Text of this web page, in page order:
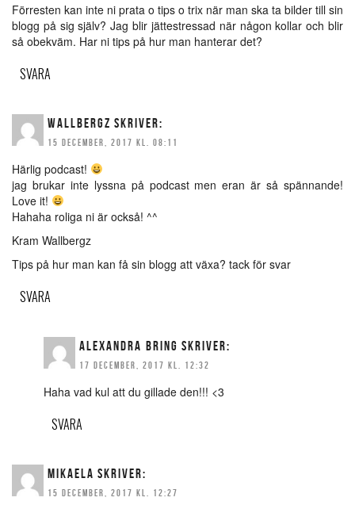
Förresten kan inte ni prata o tips o trix när man ska ta bilder till sin
blogg på sig själv? Jag blir jättestressad när någon kollar och blir
så obekväm. Har ni tips på hur man hanterar det?
SVARA
WALLBERGZ SKRIVER:
15 DECEMBER, 2017 KL. 08:11
Härlig podcast!
jag brukar inte lyssna på podcast men eran är så spännande!
Love it!
Hahaha roliga ni är också! ^^
Kram Wallbergz
Tips på hur man kan få sin blogg att växa? tack för svar
SVARA
ALEXANDRA BRING SKRIVER:
17 DECEMBER, 2017 KL. 12:32
Haha vad kul att du gillade den!!! <3
SVARA
MIKAELA SKRIVER:
15 DECEMBER, 2017 KL. 12:27